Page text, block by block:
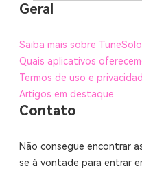
Geral
Saiba mais sobre TuneSolo
Quais aplicativos
Termos de uso e
Artigos em destaque
Contato
Não consegue encontrar
se à vontade para entrar